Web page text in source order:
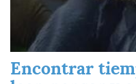
Encontrar